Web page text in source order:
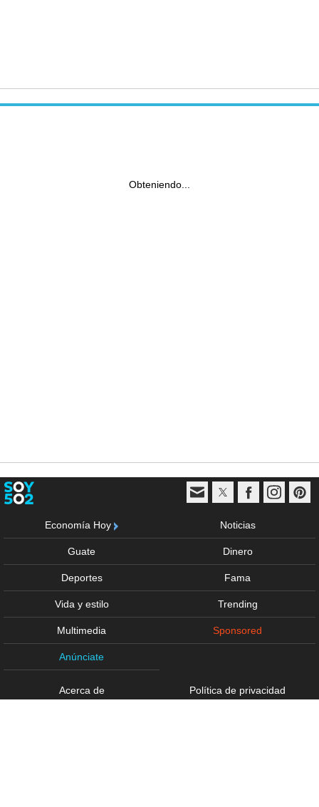
Obteniendo...
Economía Hoy Noticias
Guate Dinero
Deportes Fama
Vida y estilo Trending
Multimedia Sponsored
Anúnciate
Acerca de Política de privacidad